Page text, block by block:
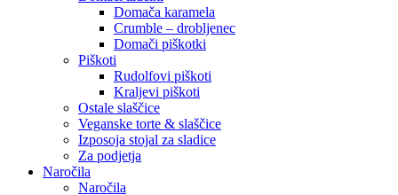
Domača karamela
Crumble – drobljenec
Domači piškotki
Piškoti
Rudolfovi piškoti
Kraljevi piškoti
Ostale slaščice
Veganske torte & slaščice
Izposoja stojal za sladice
Za podjetja
Naročila
Naročila